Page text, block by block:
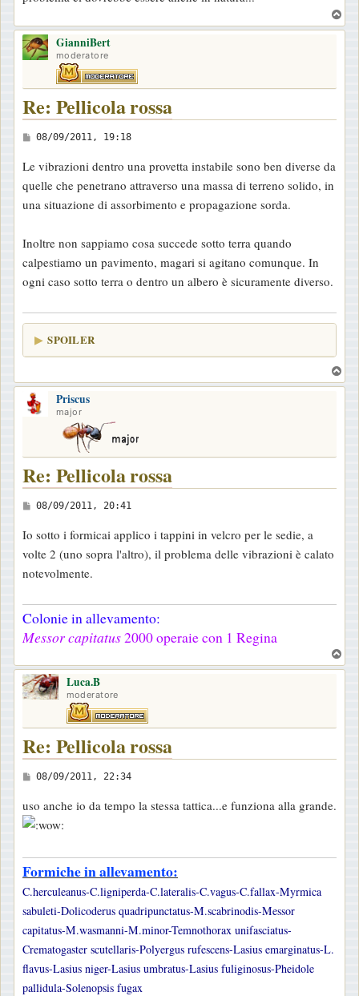
o
GianniBert
moderatore
Re: Pellicola rossa
M
s
s
a
g
i
o
08/09/2011, 19:18
Le vibrazioni dentro una provetta instabile sono ben diverse da
quelle che penetrano attraverso una massa di terreno solido, in
una situazione di assorbimento e propagazione sorda.
Inoltre non sappiamo cosa succede sotto terra quando
calpestiamo un pavimento, magari si agitano comunque. In
ogni caso sotto terra o dentro un albero è sicuramente diverso.
SPOILER
o
Priscus
major
Re: Pellicola rossa
M
s
s
a
g
i
08/09/2011, 20:41
Io sotto i formicai applico i tappini in velcro per le sedie, a
volte 2 (uno sopra l'altro), il problema delle vibrazioni è calato
notevolmente.
Colonie in allevamento:
Messor capitatus2000 operaie con 1 Regina
o
Luca.B
moderatore
Re: Pellicola rossa
M
s
s
g
g
i
o
08/09/2011, 22:34
uso anche io da tempo la stessa tattica...e funziona alla grande.
Formiche in allevamento:
C.herculeanus-C.ligniperda-C.lateralis-C.vagus-C.fallax-Myrmica
sabuleti-Dolicoderus quadripunctatus-M.scabrinodis-Messor
capitatus-M.wasmanni-M.minor-Temnothorax unifasciatus-
Crematogaster scutellaris-Polyergus rufescens-Lasius emarginatus-L.
flavus-Lasius niger-Lasius umbratus-Lasius fuliginosus-Pheidole
pallidula-Solenopsis fugax